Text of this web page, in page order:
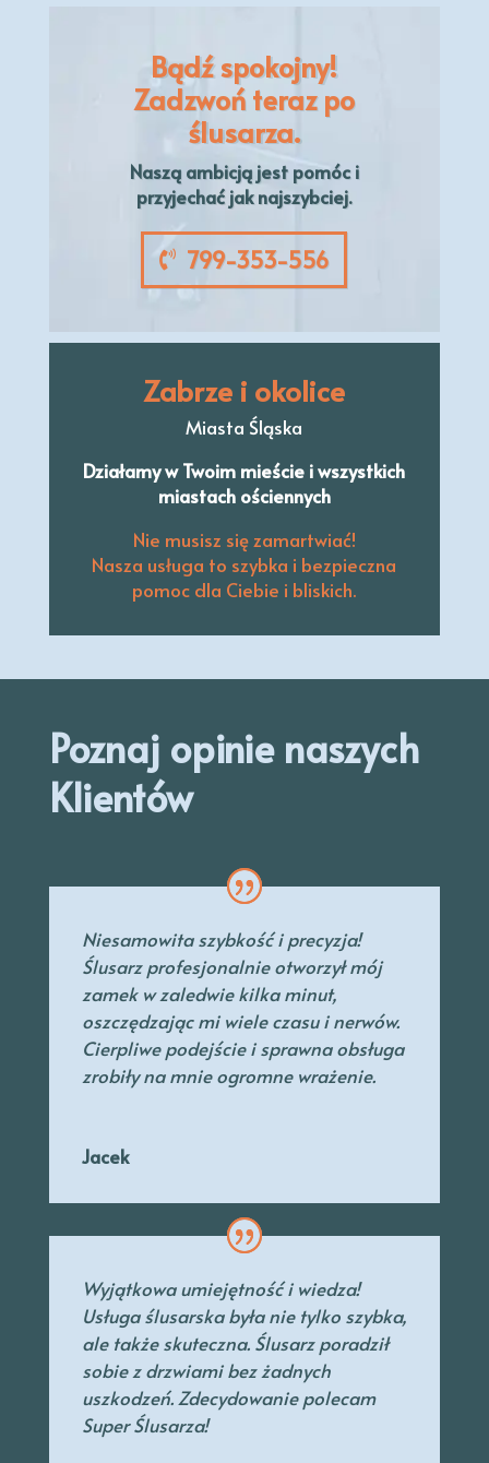
Bądź spokojny!
Zadzwoń teraz po
ślusarza.
Naszą ambicją jest pomóc i
przyjechać jak najszybciej.
799-353-556
Zabrze i okolice
Miasta Śląska
Działamy w Twoim mieście i wszystkich
miastach ościennych
Nie musisz się zamartwiać!
Nasza usługa to szybka i bezpieczna
pomoc dla Ciebie i bliskich.
Poznaj opinie naszych
Klientów
Niesamowita szybkość i precyzja!
Ślusarz profesjonalnie otworzył mój
zamek w zaledwie kilka minut,
oszczędzając mi wiele czasu i nerwów.
Cierpliwe podejście i sprawna obsługa
zrobiły na mnie ogromne wrażenie.
Jacek
Wyjątkowa umiejętność i wiedza!
Usługa ślusarska była nie tylko szybka,
ale także skuteczna. Ślusarz poradził
sobie z drzwiami bez żadnych
uszkodzeń. Zdecydowanie polecam
Super Ślusarza!